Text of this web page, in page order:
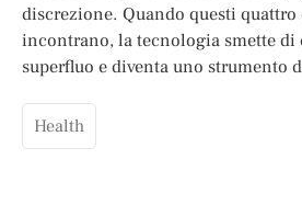
discrezione. Quando questi
incontrano, la tecnologia smette di
superfluo e diventa uno strumento
Health